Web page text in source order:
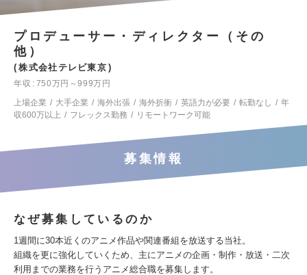
プロデューサー・ディレクター（その
他）
株式会社テレビ東京
年収
750万円～999万円
上場企業
大手企業 海外出張 海外折衝 英語力が必要 転勤なし
年
収600万以上
フレックス勤務 リモートワーク可能
募集情報
なぜ募集しているのか
1週間に30本近くのアニメ作品や関連番組を放送する当社。
組織を更に強化していくため、主にアニメの企画・制作・放送・二次
利用までの業務を行うアニメ総合職を募集します。